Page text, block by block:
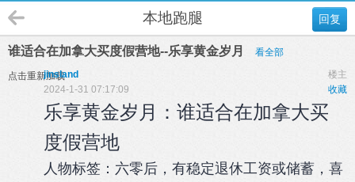
回复
本地跑腿
谁适合在加拿大买度假营地--乐享黄金岁月 看全部
点击重新加载 楼主
jinsland
收藏
2024-1-31 07:17:09
乐享黄金岁月：谁适合在加拿大买
度假营地
人物标签：六零后，有稳定退休工资或储蓄，喜